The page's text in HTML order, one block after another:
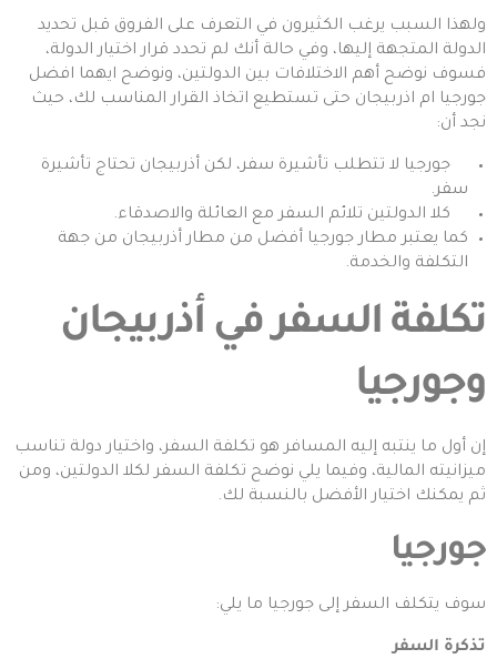
ولهذا السبب يرغب الكثيرون في التعرف على الفروق قبل تحديد
الدولة المتجهة إليها، وفي حالة أنك لم تحدد قرار اختيار الدولة،
فسوف نوضح أهم الاختلافات بين الدولتين، ونوضح ايهما افضل
جورجيا ام اذربيجان حتى تستطيع اتخاذ القرار المناسب لك، حيث
نجد أن:
جورجيا لا تتطلب تأشيرة سفر، لكن أذربيجان تحتاج تأشيرة
سفر.
كلا الدولتين تلائم السفر مع العائلة والاصدقاء.
كما يعتبر مطار جورجيا أفضل من مطار أذربيجان من جهة
التكلفة والخدمة.
تكلفة السفر في أذربيجان
وجورجيا
إن أول ما ينتبه إليه المسافر هو تكلفة السفر، واختيار دولة تناسب
ميزانيته المالية، وفيما يلي نوضح تكلفة السفر لكلا الدولتين، ومن
ثم يمكنك اختيار الأفضل بالنسبة لك.
جورجيا
سوف يتكلف السفر إلى جورجيا ما يلي:
تذكرة السفر